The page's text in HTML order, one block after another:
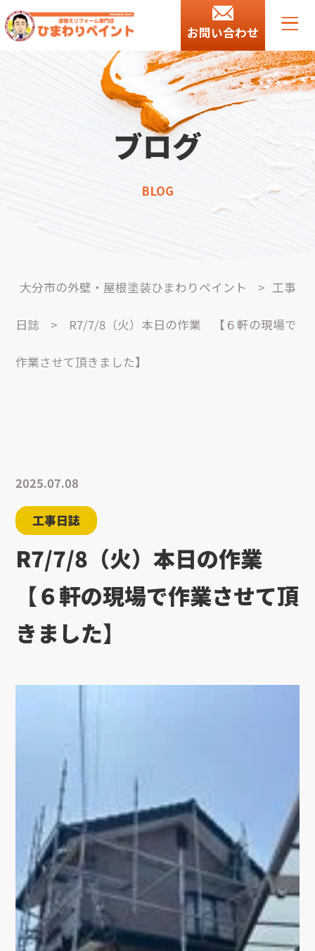
お問い合わせ
ブログ
BLOG
大分市の外壁・屋根塗装ひまわりペイント > 工事
日誌 > R7/7/8（火）本日の作業 【６軒の現場で
作業させて頂きました】
2025.07.08
工事日誌
R7/7/8（火）本日の作業
【６軒の現場で作業させて頂
きました】